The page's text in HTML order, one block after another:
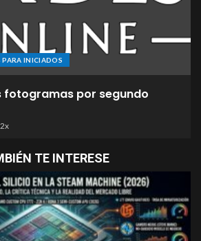
PARA INICIADOS
fotogramas por segundo
TE INTERESE